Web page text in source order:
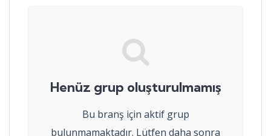
Henüz grup oluşturulmamış
Bu branş için aktif grup
bulunmamaktadır. Lütfen daha sonra